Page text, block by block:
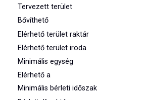
Tervezett terület
Bővíthető
Elérhető terület raktár
Elérhető terület iroda
Minimális egység
Elérhető a
Minimális bérleti időszak